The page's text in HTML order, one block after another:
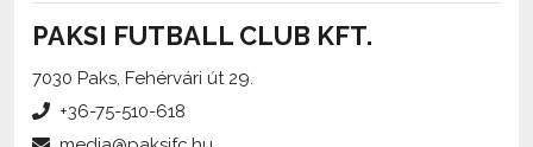
7030 Paks, Fehérvári út 29.